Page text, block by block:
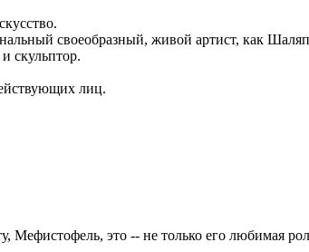
своеобразный, живой артист, как
скульптор.
лиц.
это -- не только его любимая